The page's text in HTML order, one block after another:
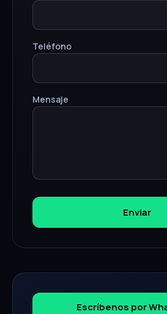
Teléfono
Mensaje
Enviar
Escríbenos por